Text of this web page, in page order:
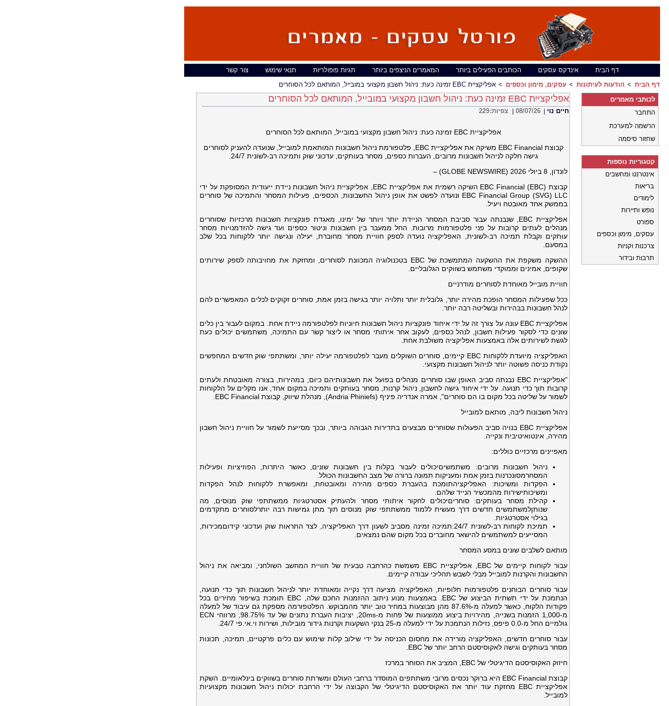
דף הבית אינדקס עסקים הכותבים הפעילים ביותר המאמרים הניצפים ביותר תגיות פופולריות תנאי שימוש
צור קשר
דף הבית
הודעות לעיתונות עסקים, מימון וכספים אפליקציית EBC זמינה כעת: ניהול חשבון מקצועי במובייל, המותאם לכל הסוחרים
אפליקציית EBC זמינה כעת: ניהול חשבון מקצועי במובייל, המותאם לכל הסוחרים
חיים נוי 08/07/26 צפיות:229
אפליקציית EBC זמינה כעת: ניהול חשבון מקצועי במובייל, המותאם לכל הסוחרים
קבוצת EBC Financial משיקה את אפליקציית EBC, פלטפורמת ניהול חשבונות המותאמת למובייל, שנועדה להעניק לסוחרים
גישה חלקה לניהול חשבונות מרובים, העברות כספים, מסחר בעותקים, עדכוני שוק ותמיכה רב-לשונית 24/7.
לונדון, 8 ביולי 2026 (GLOBE NEWSWIRE) –
קבוצת EBC Financial (EBC) השיקה רשמית את אפליקציית EBC, אפליקציית ניהול חשבונות ניידת ייעודית המסופקת על ידי
EBC Financial Group (SVG) LLC ונועדה לפשט את אופן ניהול החשבונות, הכספים, פעילות המסחר והתמיכה של סוחרים
בממשק אחד מאובטח ויעיל.
אפליקציית EBC, שנבנתה עבור סביבת המסחר הניידת יותר ויותר של ימינו, מאגדת פונקציות חשבונות מרכזיות שסוחרים
מנהלים לעתים קרובות על פני פלטפורמות מרובות. החל ממעבר בין חשבונות וניטור כספים ועד גישה להזדמנויות מסחר
עותקים וקבלת תמיכה רב-לשונית, האפליקציה נועדה לספק חוויית מסחר מחוברת, יעילה ונגישה יותר ללקוחות בכל שלב
במסעם.
ההשקה משקפת את ההשקעה המתמשכת של EBC בטכנולוגיה המכוונת לסוחרים, ומחזקת את מחויבותה לספק שירותים
שקופים, אמינים וממוקדי משתמש בשווקים הגלובליים.
חוויית מובייל מאוחדת לסוחרים מודרניים
ככל שפעילות המסחר הופכת מהירה יותר, גלובלית יותר ותלויה יותר בגישה בזמן אמת, סוחרים זקוקים לכלים המאפשרים להם
לנהל חשבונות בבהירות ובשליטה רבה יותר.
אפליקציית EBC עונה על צורך זה על ידי איחוד פונקציות ניהול חשבונות חיוניות לפלטפורמה ניידת אחת. במקום לעבור בין כלים
שונים כדי לסקור פעילות חשבון, לנהל כספים, לעקוב אחר איתותי מסחר או ליצור קשר עם התמיכה, משתמשים יכולים כעת
לגשת לשירותים אלה באמצעות אפליקציה משולבת אחת.
האפליקציה מיועדת ללקוחות EBC קיימים, סוחרים השוקלים מעבר לפלטפורמה יעילה יותר, ומשתתפי שוק חדשים המחפשים
נקודת כניסה פשוטה יותר לניהול חשבונות מקצועי.
"אפליקציית EBC נבנתה סביב האופן שבו סוחרים מנהלים בפועל את חשבונותיהם כיום; במהירות, בצורה מאובטחת ולעתים
קרובות תוך כדי תנועה. על ידי איחוד גישה לחשבון, ניהול קרנות, מסחר בעותקים ותמיכה במקום אחד, אנו מקלים על הלקוחות
לשמור על שליטה בכל מקום בו הם סוחרים", אמרה אנדריה פיניף (Andria Phiniefs), מנהלת שיווק, קבוצת EBC Financial.
ניהול חשבונות ליבה, מותאם למובייל
אפליקציית EBC בנויה סביב הפעולות שסוחרים מבצעים בתדירות הגבוהה ביותר, ובכך מסייעת לשמור על חוויית ניהול חשבון
מהירה, אינטואיטיבית ונקייה.
מאפיינים מרכזיים כוללים:
ניהול חשבונות מרובים: משתמשיםיכולים לעבור בקלות בין חשבונות שונים, כאשר היתרות, הפוזיציות ופעילות
המסחרמסונכרנות בזמן אמת ומעניקות תמונה ברורה של מצב החשבונות הכולל.
הפקדות ומשיכות: האפליקציהתומכת בהעברת כספים מהירה ומאובטחת, ומאפשרת ללקוחות לנהל הפקדות
ומשיכותישירות מהמכשיר הנייד שלהם.
קהילת מסחר בעותקים: סוחריםיכולים לחקור איתותי מסחר ולהעתיק אסטרטגיות ממשתתפי שוק מנוסים, מה
שנותןלמשתמשים חדשים דרך מעשית ללמוד ממשתתפי שוק מנוסים תוך מתן גמישות רבה יותרלסוחרים מתקדמים
בגילוי אסטרטגיות.
תמיכת לקוחות רב-לשונית 24/7:תמיכה זמינה מסביב לשעון דרך האפליקציה, לצד התראות שוק ועדכוני קידוםמכירות,
המסייעים למשתמשים להישאר מחוברים בכל מקום שהם נמצאים.
מותאם לשלבים שונים במסע המסחר
עבור לקוחות קיימים של EBC, אפליקציית EBC משמשת כהרחבה טבעית של חוויית המחשב השולחני, ומביאה את ניהול
החשבונות והקרנות למובייל מבלי לשבש תהליכי עבודה קיימים.
עבור סוחרים הבוחנים פלטפורמות חלופיות, האפליקציה מציעה דרך נקייה ומאוחדת יותר לניהול חשבונות תוך כדי תנועה,
הנתמכת על ידי תשתית הביצוע של EBC. באמצעות מנוע ניתוב ההזמנות החכם שלה, EBC תומכת בשיפור מחירים בכל
פקודות הלקוח, כאשר למעלה מ-87.6% מהן מבוצעות במחיר טוב יותר מהמבוקש. הפלטפורמה מספקת גם עיבוד של למעלה
מ-1,000 הזמנות בשנייה, מהירויות ביצוע ממוצעות של פחות מ-20ms, יציבות העברת נתונים של עד 98.75%, מרווחי ECN
גולמיים החל מ-0.0 פיפס, נזילות הנתמכת על ידי למעלה מ-25 בנקי השקעות וקרנות גידור מובילות, ושירות וי.אי.פי 24/7.
עבור סוחרים חדשים, האפליקציה מורידה את מחסום הכניסה על ידי שילוב קלות שימוש עם כלים פרקטיים, תמיכה, תכונות
מסחר בעותקים וגישה לאקוסיסטם הרחב יותר של EBC.
חיזוק האקוסיסטם הדיגיטלי של EBC, המציב את הסוחר במרכז
קבוצת EBC Financial היא ברוקר נכסים מרובי משתתפים המוסדר ברחבי העולם ומשרתת סוחרים בשווקים בינלאומיים. השקת
אפליקציית EBC מחזקת עוד יותר את האקוסיסטם הדיגיטלי של הקבוצה על ידי הרחבת יכולות ניהול חשבונות מקצועיות
למובייל.
לכותבי מאמרים
התחבר
הרשמה למערכת
שחזור סיסמה
קטגוריות נוספות
אינטרנט ומחשבים
בריאות
לימודים
נופש ותיירות
ספורט
עסקים, מימון וכספים
צרכנות וקניות
תרבות ובידור